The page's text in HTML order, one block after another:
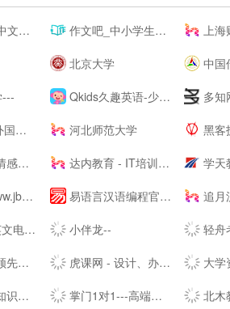
社区 作文吧_中小学生作文网_优秀作文大全 上海
北京大学 中国
Qkids久趣英语-少儿英语-全英文授课 多知网 -
学 河北师范大学 黑客技
精选 达内教育 - IT培训/UI设计/运营/影视特效培训机构 学天教
易语言汉语编程官方站 追月流涟教程网 - 最
原版原著下载 小伴龙-- 轻舟考研帮_让
序员兼职 虎课网 - 设计、办公软件视频教程在线学习_ 每天免费学一课 大学
值！ 掌门1对1---高端中小学在线教育辅导品牌-名校精英在线教学-掌门一对一-掌门优课升级版 北木教育-